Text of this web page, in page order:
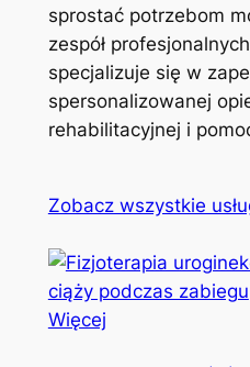
sprostać potrzebom
zespół
specjalizuje się w
spersonalizowanej
rehabilitacyjnej i
Zobacz wszystkie
Więcej